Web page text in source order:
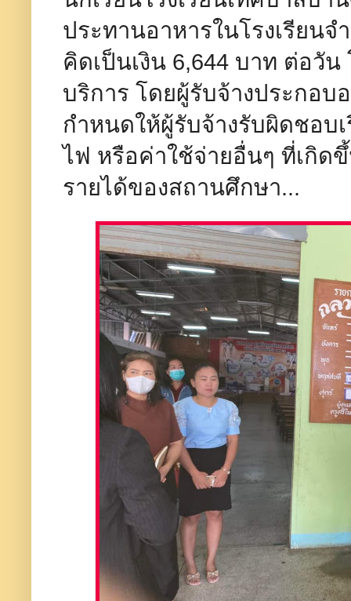
ประทานอาหารในโรงเรียน
คิดเป็นเงิน 6,644 บาท ต่อวัน
บริการ โดยผู้รับจ้างประกอบ
กำหนดให้ผู้รับจ้างรับผิดชอบ
ไฟ หรือค่าใช้จ่ายอื่นๆ ที่เกิด
รายได้ของสถานศึกษา...